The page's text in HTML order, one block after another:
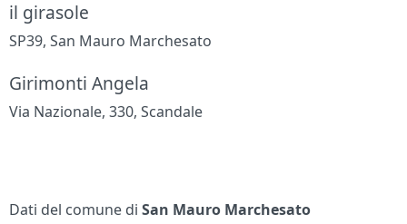
il girasole
SP39, San Mauro Marchesato
Girimonti Angela
Via Nazionale, 330, Scandale
Dati del comune diSan Mauro Marchesato